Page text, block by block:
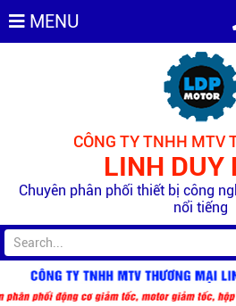
MENU
CÔNG TY TNHH MTV
LINH DUY
Chuyên phân phối thiết bị công
nổi tiếng